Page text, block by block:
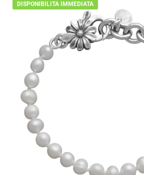
DISPONIBILITA IMMEDIATA